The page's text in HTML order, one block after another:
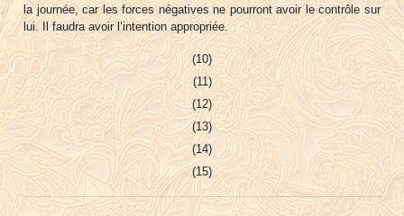
la journée, car les forces négatives ne pourront avoir le contrôle sur
lui. Il faudra avoir l’intention appropriée.
(10)
(11)
(12)
(13)
(14)
(15)